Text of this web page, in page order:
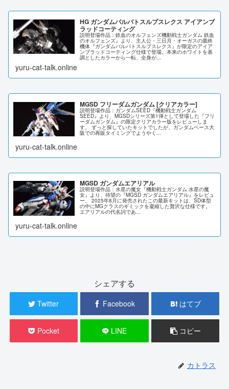
HG ガンダムバルバトスルプスレクス アイアンブ
ラッドコーティング
説明登場作品：鉄血のオルフェンズ機動戦士ガンダム 鉄血
のオルフェンズ』より、主人公・三日月・オーガスの最終
機体『ガンダムバルバトスルプスレクス』が限定のアイア
ンブラッドコーティング仕様で登場。本来のホワイトを基
調としたカラーから一転、全身が...
yuru-cat-talk.online
MGSD フリーダムガンダム [クリアカラー]
説明登場作品：ガンダムSEED『機動戦士ガンダム
SEED』より、MGSDシリーズ第1弾として登場した『フリ
ーダムガンダム』の限定クリアカラー版をレビューしま
す。 ずっと探していたキットでしたが、ガンダムベース大
阪での再販タイミングでようやく...
yuru-cat-talk.online
MGSD ガンダムエアリアル
説明登場作品：水星の魔女『機動戦士ガンダム 水星の魔
女』より、待望の『MGSD ガンダムエアリアル』をレビュ
ー。 2025年8月に発売されたこの最新キットは、SD体型
の中にMGクラスのギミックを凝縮した贅沢な仕様です。
エアリアルの代名詞であ...
yuru-cat-talk.online
シェアする
Twitter Facebook はてブ
Pocket LINE コピー
カトラス